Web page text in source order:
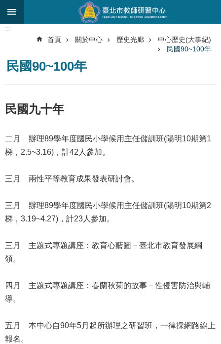
跳到主要內容區塊
尋
關
中
研
究
習
進
修
教
諮
輔
導
支
服
務
:::
首頁 關於中心 歷史光廊
中心歷史(大事紀)
民國90~100年
民國90~100年
民國九十年
二月 辦理89學年度國民小學候用主任儲訓班(陽明10期第1
梯，2.5~3.16)，計42人參加。
三月 兩性平等教育成果發表研討會。
三月 辦理89學年度國民小學候用主任儲訓班(陽明10期第2
梯，3.19~4.27)，計23人參加。
三月 主題式專題講座：教育心藍圖－臺北市教育發展綱
領。
四月 主題式專題講座：春蘭秋菊的故事－性侵害防治與輔
導。
五月 本中心自90年5月起所辦理之研習班，一律採網路線上
報名。